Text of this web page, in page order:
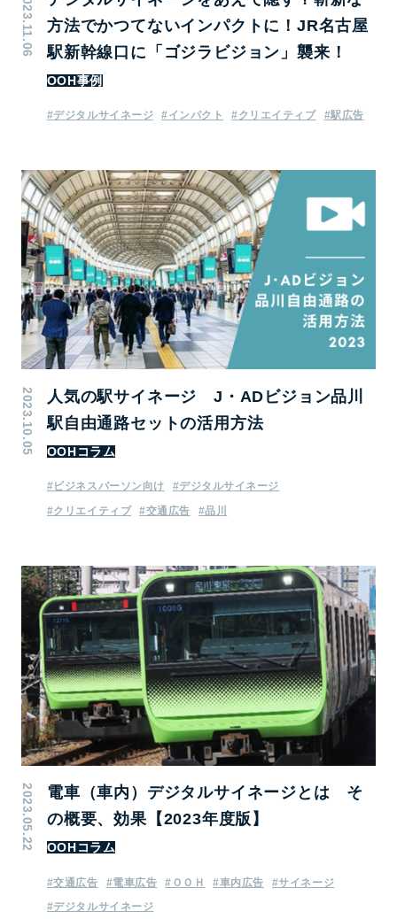
2023.11.06
方法でかつてないインパクトに！JR名古屋
駅新幹線口に「ゴジラビジョン」襲来！
OOH事例
#デジタルサイネージ #インパクト #クリエイティブ #駅広告
2023.10.05
人気の駅サイネージ J・ADビジョン品川
駅自由通路セットの活用方法
OOHコラム
#ビジネスパーソン向け
#デジタルサイネージ
#クリエイティブ
#交通広告 #品川
2023.05.22
電車（車内）デジタルサイネージとは そ
の概要、効果【2023年度版】
OOHコラム
#交通広告 #電車広告 #ＯＯＨ #車内広告
#サイネージ
#デジタルサイネージ